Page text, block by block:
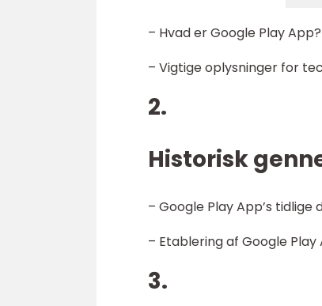
– Hvad er Google Play App?
– Vigtige oplysninger for
2.
Historisk
– Google Play App’s tidlige
– Etablering af Google Play
3.